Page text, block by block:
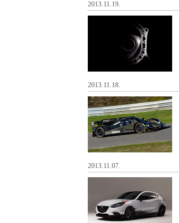
2013.11.19.
2013.11.18.
2013.11.07.